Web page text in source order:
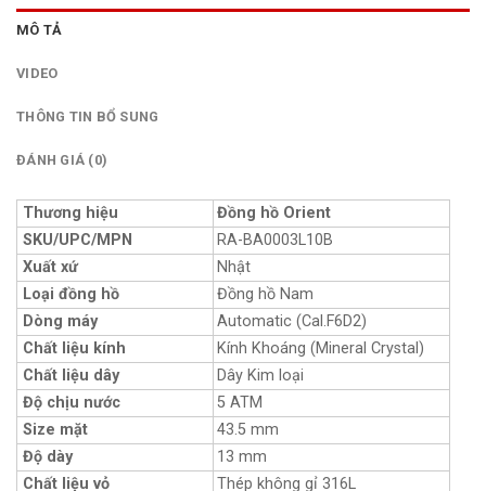
MÔ TẢ
VIDEO
THÔNG TIN BỔ SUNG
ĐÁNH GIÁ (0)
Thương hiệu
Đồng hồ Orient
SKU/UPC/MPN
RA-BA0003L10B
Xuất xứ
Nhật
Loại đồng hồ
Đồng hồ Nam
Dòng máy
Automatic (Cal.F6D2)
Chất liệu kính
Kính Khoáng (Mineral Crystal)
Chất liệu dây
Dây Kim loại
Độ chịu nước
5 ATM
Size mặt
43.5 mm
Độ dày
13 mm
Chất liệu vỏ
Thép không gỉ 316L